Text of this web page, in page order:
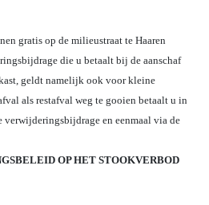
gratis op de milieustraat te Haaren
die u betaalt bij de aanschaf
geldt namelijk ook voor kleine
als restafval weg te gooien betaalt u in
en eenmaal via de
OP HET STOOKVERBOD